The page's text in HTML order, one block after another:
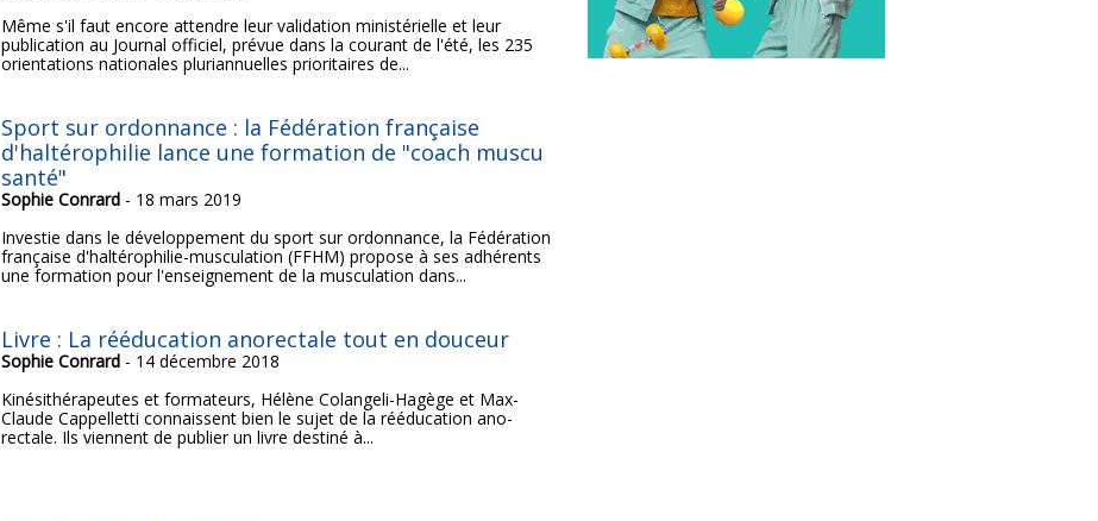
Même s'il faut encore attendre leur validation ministérielle et leur
publication au Journal officiel, prévue dans la courant de l'été, les 235
orientations nationales pluriannuelles prioritaires de...
Sport sur ordonnance : la Fédération française
d'haltérophilie lance une formation de "coach muscu
santé"
Sophie Conrard - 18 mars 2019
Investie dans le développement du sport sur ordonnance, la Fédération
française d'haltérophilie-musculation (FFHM) propose à ses adhérents
une formation pour l'enseignement de la musculation dans...
Livre : La rééducation anorectale tout en douceur
Sophie Conrard - 14 décembre 2018
Kinésithérapeutes et formateurs, Hélène Colangeli-Hagège et Max-
Claude Cappelletti connaissent bien le sujet de la rééducation ano-
rectale. Ils viennent de publier un livre destiné à...